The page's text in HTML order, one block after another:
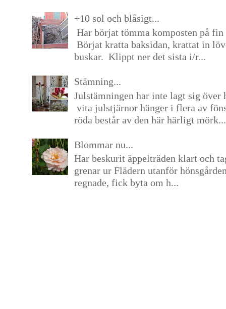
+10 sol och blåsigt...
Har börjat tömma komposten på
Börjat kratta baksidan, krattat in
buskar. Klippt ner det sista i/r...
Stämning...
Julstämningen har inte lagt sig över
vita julstjärnor hänger i flera av
röda består av den här härligt mörk...
Blommar nu...
Har beskurit äppelträden klart och
grenar ur Flädern utanför
regnade, fick byta om h...